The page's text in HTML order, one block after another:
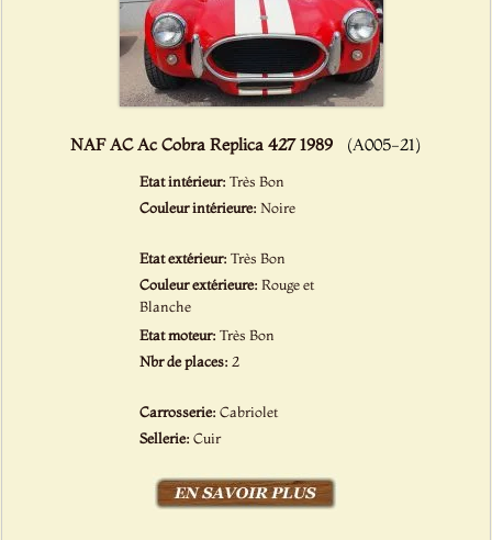
NAF AC Ac Cobra Replica 427 1989 (A005-21)
Etat intérieur:Très Bon
Couleur intérieure:Noire
Etat extérieur:Très Bon
Couleur extérieure:Rouge et
Blanche
Etat moteur:Très Bon
Nbr de places: 2
Carrosserie:Cabriolet
Sellerie:Cuir